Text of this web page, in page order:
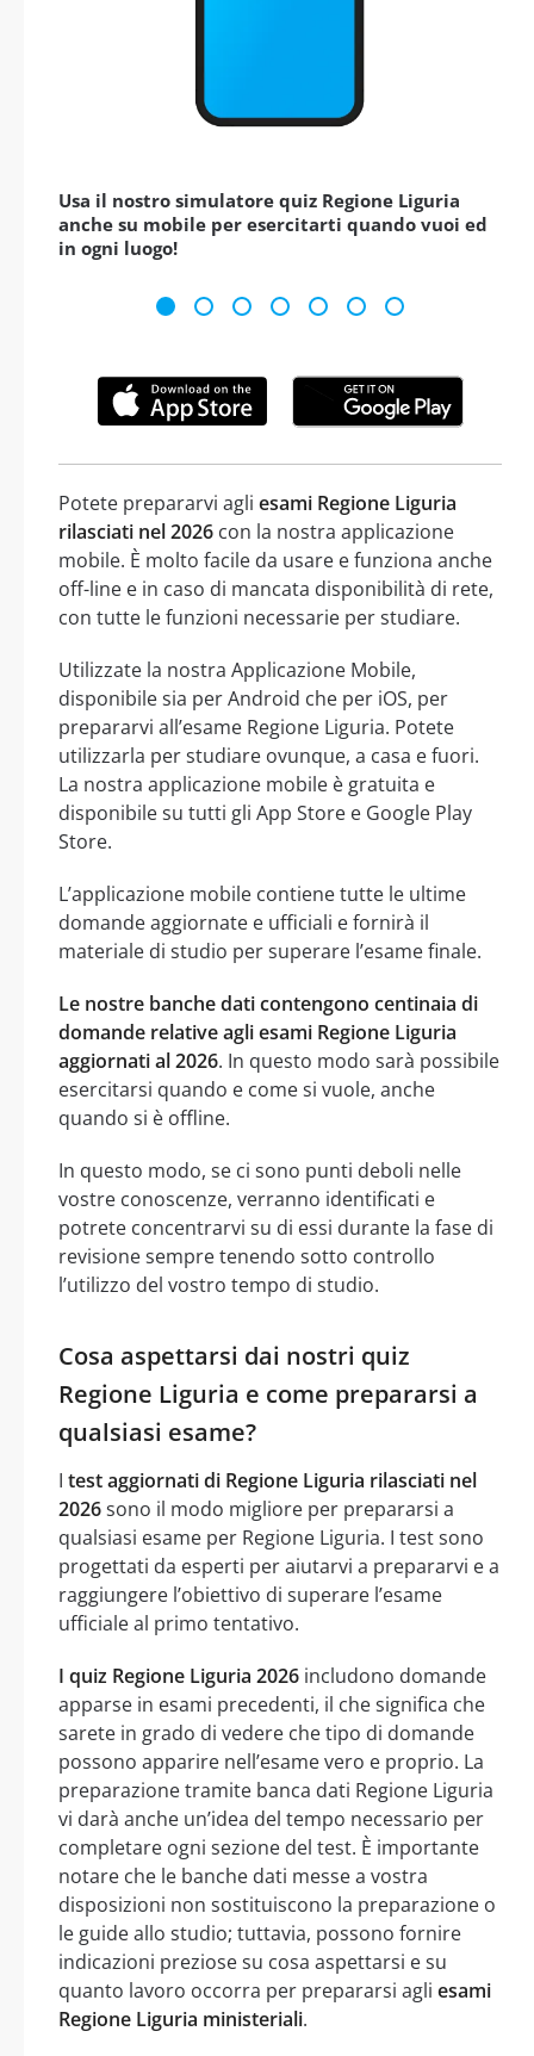
Usa il nostro simulatore quiz Regione Liguria
anche su mobile per esercitarti quando vuoi ed
in ogni luogo!
Potete prepararvi agli esami Regione Liguria
rilasciati nel 2026 con la nostra applicazione
mobile. È molto facile da usare e funziona anche
off-line e in caso di mancata disponibilità di rete,
con tutte le funzioni necessarie per studiare.
Utilizzate la nostra Applicazione Mobile,
disponibile sia per Android che per iOS, per
prepararvi all’esame Regione Liguria. Potete
utilizzarla per studiare ovunque, a casa e fuori.
La nostra applicazione mobile è gratuita e
disponibile su tutti gli App Store e Google Play
Store.
L’applicazione mobile contiene tutte le ultime
domande aggiornate e ufficiali e fornirà il
materiale di studio per superare l’esame finale.
Le nostre banche dati contengono centinaia di
domande relative agli esami Regione Liguria
aggiornati al 2026. In questo modo sarà possibile
esercitarsi quando e come si vuole, anche
quando si è offline.
In questo modo, se ci sono punti deboli nelle
vostre conoscenze, verranno identificati e
potrete concentrarvi su di essi durante la fase di
revisione sempre tenendo sotto controllo
l’utilizzo del vostro tempo di studio.
Cosa aspettarsi dai nostri quiz
Regione Liguria e come prepararsi a
qualsiasi esame?
I test aggiornati di Regione Liguria rilasciati nel
2026sono il modo migliore per prepararsi a
qualsiasi esame per Regione Liguria. I test sono
progettati da esperti per aiutarvi a prepararvi e a
raggiungere l’obiettivo di superare l’esame
ufficiale al primo tentativo.
I quiz Regione Liguria 2026 includono domande
apparse in esami precedenti, il che significa che
sarete in grado di vedere che tipo di domande
possono apparire nell’esame vero e proprio. La
preparazione tramite banca dati Regione Liguria
vi darà anche un’idea del tempo necessario per
completare ogni sezione del test. È importante
notare che le banche dati messe a vostra
disposizioni non sostituiscono la preparazione o
le guide allo studio; tuttavia, possono fornire
indicazioni preziose su cosa aspettarsi e su
quanto lavoro occorra per prepararsi agli esami
Regione Liguria ministeriali.